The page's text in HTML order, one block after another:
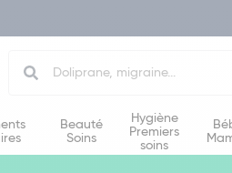
Beauté
Soins
Hygiène
Premiers
soins